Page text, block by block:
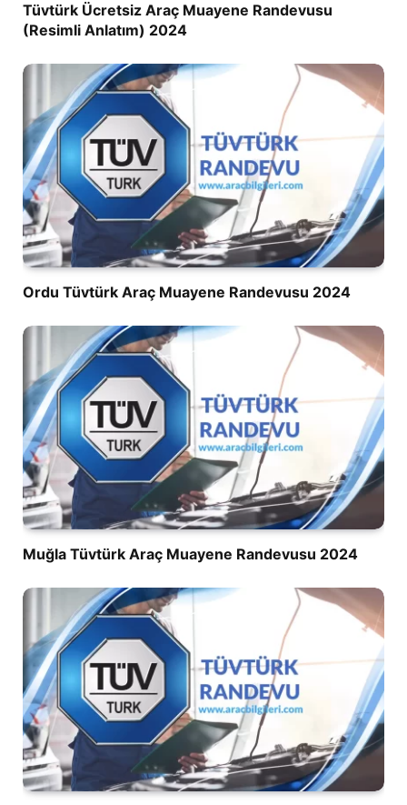
Tüvtürk Ücretsiz Araç Muayene Randevusu
(Resimli Anlatım) 2024
Ordu Tüvtürk Araç Muayene Randevusu 2024
Muğla Tüvtürk Araç Muayene Randevusu 2024